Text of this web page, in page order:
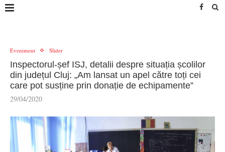
Eveniment Slider
Inspectorul-șef ISJ, detalii despre situația școlilor
din județul Cluj: „Am lansat un apel către toți cei
care pot susține prin donație de echipamente”
29/04/2020